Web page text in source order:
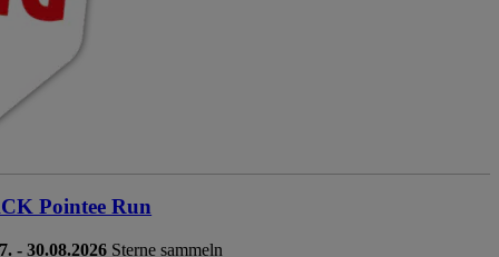
Pointee Run
- 30.08.2026 Sterne sammeln